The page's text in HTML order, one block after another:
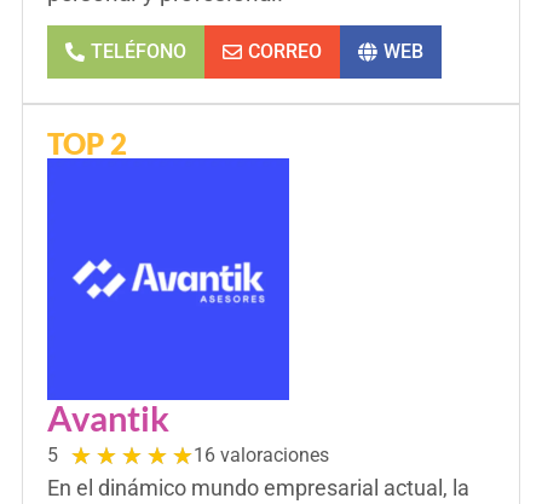
TELÉFONO CORREO WEB
TOP 2
Avantik
5 ★ ★ ★ ★ ★16 valoraciones
En el dinámico mundo empresarial actual, la